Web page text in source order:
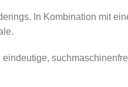
In Kombination mit